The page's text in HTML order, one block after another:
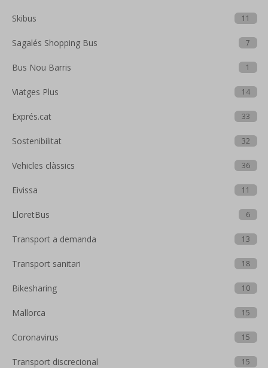
Skibus 11
Sagalés Shopping Bus 7
Bus Nou Barris 1
Viatges Plus 14
Exprés.cat 33
Sostenibilitat 32
Vehicles clàssics 36
Eivissa 11
LloretBus 6
Transport a demanda 13
Transport sanitari 18
Bikesharing 10
Mallorca 15
Coronavirus 15
Transport discrecional 15